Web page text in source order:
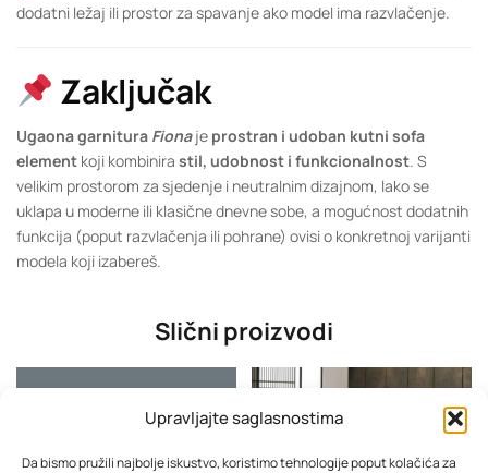
Upravljajte saglasnostima
Da bismo pružili najbolje iskustvo, koristimo tehnologije poput kolačića za
dodatni ležaj ili prostor za spavanje ako model ima razvlačenje.
Zaključak
Ugaona garnitura Fionaje prostran i udoban kutni sofa
element koji kombinira stil, udobnost i funkcionalnost. S
velikim prostorom za sjedenje i neutralnim dizajnom, lako se
uklapa u moderne ili klasične dnevne sobe, a mogućnost dodatnih
funkcija (poput razvlačenja ili pohrane) ovisi o konkretnoj varijanti
modela koji izabereš.
Slični proizvodi